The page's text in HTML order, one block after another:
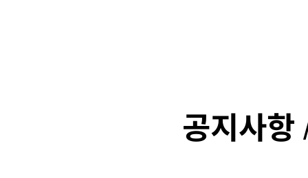
공지사항